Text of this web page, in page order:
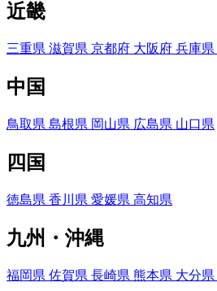
近畿
三重県 滋賀県 京都府 大阪府 兵庫県
中国
鳥取県 島根県 岡山県 広島県 山口県
四国
徳島県 香川県 愛媛県 高知県
九州・沖縄
福岡県 佐賀県 長崎県 熊本県 大分県